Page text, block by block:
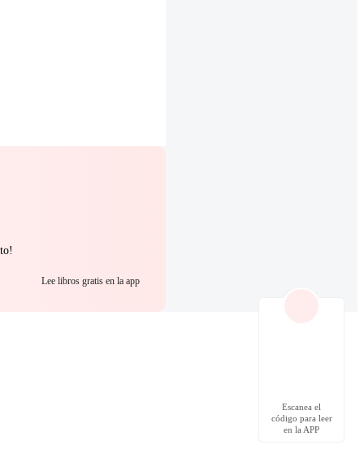
Lee libros gratis en la app
Escanea el
código para leer
en la APP